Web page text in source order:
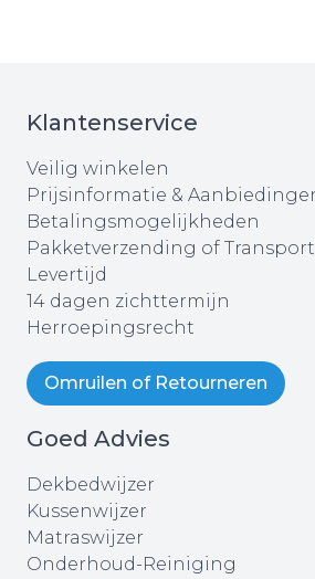
Klantenservice
Veilig winkelen
Prijsinformatie &
Betalingsmogelijkheden
Pakketverzending of
Levertijd
14 dagen zichttermijn
Herroepingsrecht
Omruilen of Retourneren
Goed Advies
Dekbedwijzer
Kussenwijzer
Matraswijzer
Onderhoud-Reiniging